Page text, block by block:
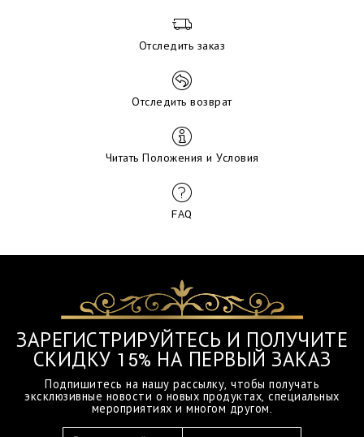
Отследить заказ
Отследить возврат
Читать Положения и Условия
FAQ
ЗАРЕГИСТРИРУЙТЕСЬ И ПОЛУЧИТЕ
СКИДКУ 15% НА ПЕРВЫЙ ЗАКАЗ
Подпишитесь на нашу рассылку, чтобы получать
эксклюзивные новости о новых продуктах, специальных
мероприятиях и многом другом.